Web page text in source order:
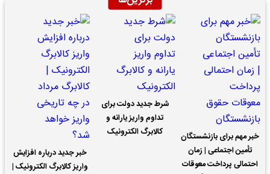
خبر مهم برای بازنشستگان
تأمین اجتماعی | زمان
احتمالی پرداخت معوقات
شرط جدید دولت برای
تداوم واریز یارانه و
کالابرگ الکترونیک
خبر جدید درباره افزایش
واریز کالابرگ الکترونیک |